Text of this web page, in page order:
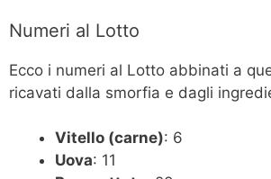
Numeri al Lotto
Ecco i numeri al Lotto abbinati a
ricavati dalla smorfia e dagli
Vitello (carne): 6
Uova: 11